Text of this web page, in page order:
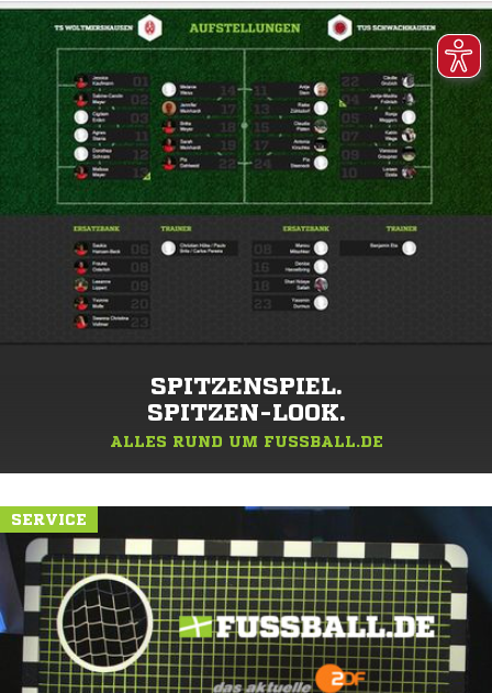
SPITZENSPIEL.
SPITZEN-LOOK.
ALLES RUND UM FUSSBALL.DE
SERVICE